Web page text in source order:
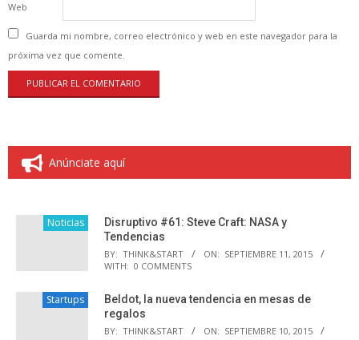
Web
Guarda mi nombre, correo electrónico y web en este navegador para la
próxima vez que comente.
Anúnciate aquí
Noticias
Disruptivo #61: Steve Craft: NASA y
Tendencias
BY: THINK&START ON: SEPTIEMBRE 11, 2015
WITH: 0 COMMENTS
Startups
Beldot, la nueva tendencia en mesas de
regalos
BY: THINK&START ON: SEPTIEMBRE 10, 2015